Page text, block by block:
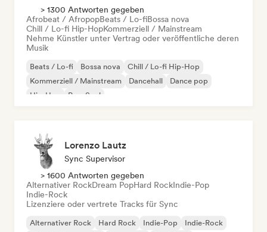
> 1300 Antworten gegeben
Afrobeat / AfropopBeats / Lo-fiBossa nova
Chill / Lo-fi Hip-HopKommerziell / Mainstream
Nehme Künstler unter Vertrag oder veröffentliche deren
Musik
Beats / Lo-fi Bossa nova
Chill / Lo-fi Hip-Hop
Kommerziell / Mainstream
Dancehall
Dance pop
Hip-Hop
Pop-Soul
Lorenzo Lautz
Sync Supervisor
> 1600 Antworten gegeben
Alternativer RockDream PopHard RockIndie-Pop
Indie-Rock
Lizenziere oder vertrete Tracks für Sync
Alternativer Rock Hard Rock Indie-Pop
Indie-Rock